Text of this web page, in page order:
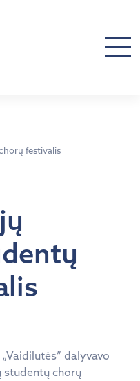
festivalis
dalyvavo
studentų chorų